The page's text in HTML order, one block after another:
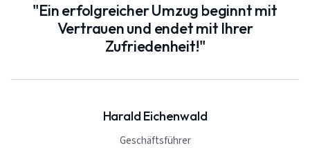
"Ein erfolgreicher Umzug beginnt mit
Vertrauen und endet mit Ihrer
Zufriedenheit!"
Harald Eichenwald
Geschäftsführer